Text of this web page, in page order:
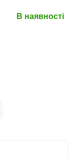
В наявності